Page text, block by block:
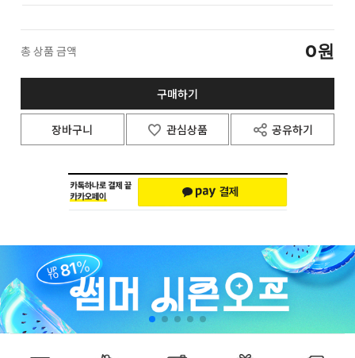
총 상품 금액 0원
구매하기
장바구니 관심상품 공유하기